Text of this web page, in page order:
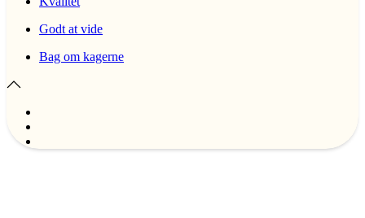
Godt at vide
Bag om kagerne